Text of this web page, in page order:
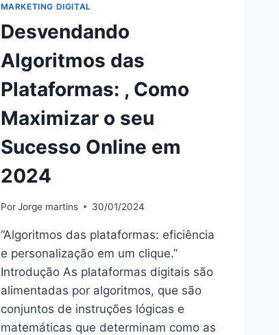
MARKETING DIGITAL
Desvendando
Algoritmos das
Plataformas: , Como
Maximizar o seu
Sucesso Online em
2024
Por Jorge martins 30/01/2024
“Algoritmos das plataformas: eficiência
e personalização em um clique.”
Introdução As plataformas digitais são
alimentadas por algoritmos, que são
conjuntos de instruções lógicas e
matemáticas que determinam como as